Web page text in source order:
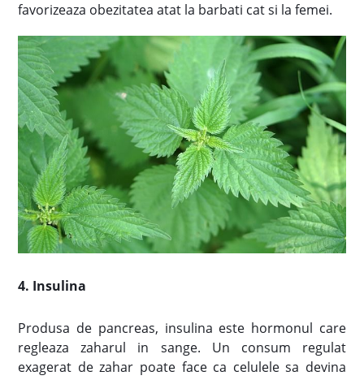
favorizeaza obezitatea atat la barbati cat si la femei.
4. Insulina
Produsa de pancreas, insulina este hormonul care
regleaza zaharul in sange. Un consum regulat
exagerat de zahar poate face ca celulele sa devina